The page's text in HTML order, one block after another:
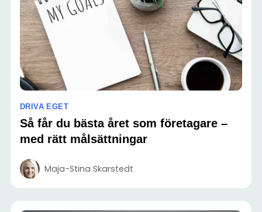
DRIVA EGET
Så får du bästa året som företagare –
med rätt målsättningar
Maja-Stina Skarstedt